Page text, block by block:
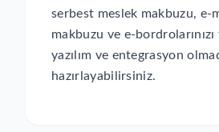
serbest meslek makbuzu, e-
makbuzu ve e-
yazılım ve entegrasyon
hazırlayabilirsiniz.